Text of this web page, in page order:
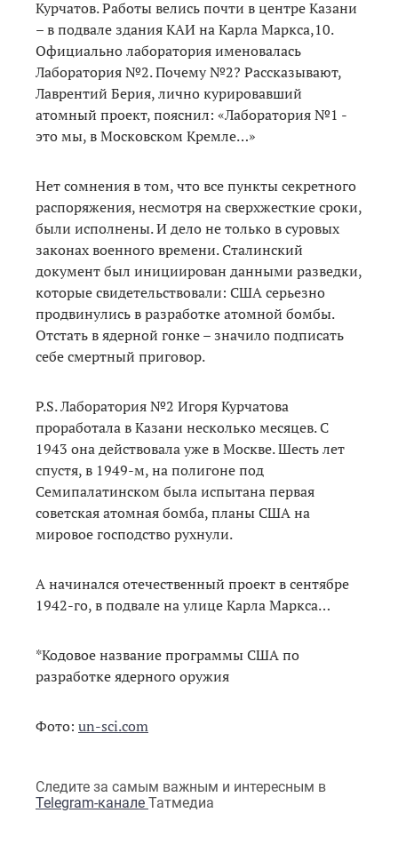
Курчатов. Работы велись почти в центре Казани
– в подвале здания КАИ на Карла Маркса,10.
Официально лаборатория именовалась
Лаборатория №2. Почему №2? Рассказывают,
Лаврентий Берия, лично курировавший
атомный проект, пояснил: «Лаборатория №1 -
это мы, в Московском Кремле…»
Нет сомнения в том, что все пункты секретного
распоряжения, несмотря на сверхжесткие сроки,
были исполнены. И дело не только в суровых
законах военного времени. Сталинский
документ был инициирован данными разведки,
которые свидетельствовали: США серьезно
продвинулись в разработке атомной бомбы.
Отстать в ядерной гонке – значило подписать
себе смертный приговор.
Р.S. Лаборатория №2 Игоря Курчатова
проработала в Казани несколько месяцев. С
1943 она действовала уже в Москве. Шесть лет
спустя, в 1949-м, на полигоне под
Семипалатинском была испытана первая
советская атомная бомба, планы США на
мировое господство рухнули.
А начинался отечественный проект в сентябре
1942-го, в подвале на улице Карла Маркса…
*Кодовое название программы США по
разработке ядерного оружия
Фото: un-sci.com
Следите за самым важным и интересным в
Telegram-канале Татмедиа